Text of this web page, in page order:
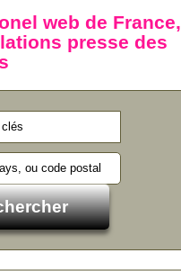
web de France,
presse des